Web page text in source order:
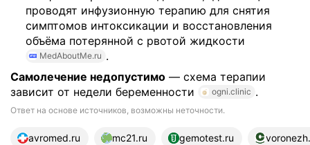
проводят инфузионную терапию для снятия
симптомов интоксикации и восстановления
объёма потерянной с рвотой жидкости
MedAboutMe.ru .
Самолечение недопустимо — схема терапии
зависит от недели беременности
ogni.clinic .
Ответ на основе источников, возможны неточности.
12 источников
avromed.ru mc21.ru gemotest.ru